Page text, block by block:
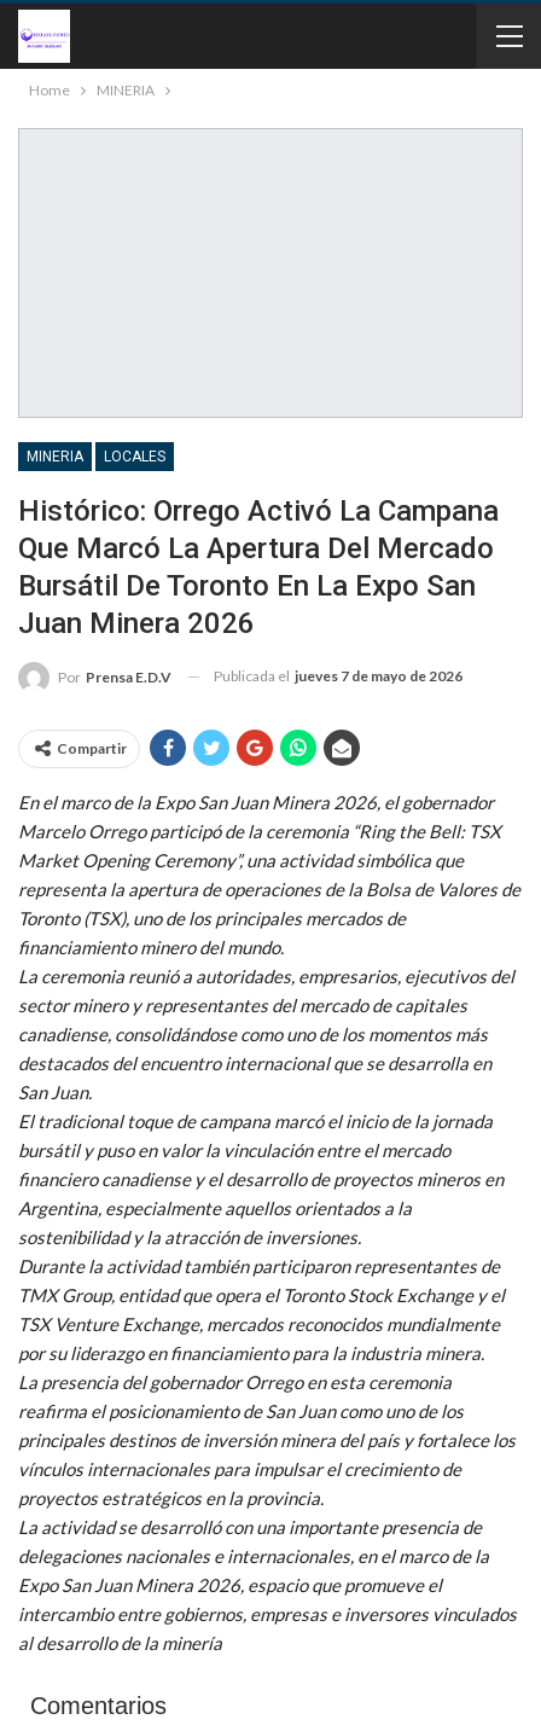
Home MINERIA
MINERIA LOCALES
Histórico: Orrego Activó La Campana
Que Marcó La Apertura Del Mercado
Bursátil De Toronto En La Expo San
Juan Minera 2026
Por Prensa E.D.V Publicada el jueves 7 de mayo de 2026
Compartir
En el marco de la Expo San Juan Minera 2026, el gobernador
Marcelo Orrego participó de la ceremonia “Ring the Bell: TSX
Market Opening Ceremony”, una actividad simbólica que
representa la apertura de operaciones de la Bolsa de Valores de
Toronto (TSX), uno de los principales mercados de
financiamiento minero del mundo.
La ceremonia reunió a autoridades, empresarios, ejecutivos del
sector minero y representantes del mercado de capitales
canadiense, consolidándose como uno de los momentos más
destacados del encuentro internacional que se desarrolla en
San Juan.
El tradicional toque de campana marcó el inicio de la jornada
bursátil y puso en valor la vinculación entre el mercado
financiero canadiense y el desarrollo de proyectos mineros en
Argentina, especialmente aquellos orientados a la
sostenibilidad y la atracción de inversiones.
Durante la actividad también participaron representantes de
TMX Group, entidad que opera el Toronto Stock Exchange y el
TSX Venture Exchange, mercados reconocidos mundialmente
por su liderazgo en financiamiento para la industria minera.
La presencia del gobernador Orrego en esta ceremonia
reafirma el posicionamiento de San Juan como uno de los
principales destinos de inversión minera del país y fortalece los
vínculos internacionales para impulsar el crecimiento de
proyectos estratégicos en la provincia.
La actividad se desarrolló con una importante presencia de
delegaciones nacionales e internacionales, en el marco de la
Expo San Juan Minera 2026, espacio que promueve el
intercambio entre gobiernos, empresas e inversores vinculados
al desarrollo de la minería
Comentarios